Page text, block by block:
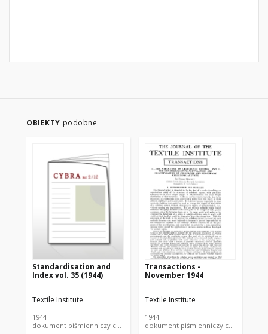
OBIEKTY podobne
Standardisation and
Index vol. 35 (1944)
Textile Institute
1944
dokument piśmienniczy czasopismo
Transactions -
November 1944
Textile Institute
1944
dokument piśmienniczy czasopismo